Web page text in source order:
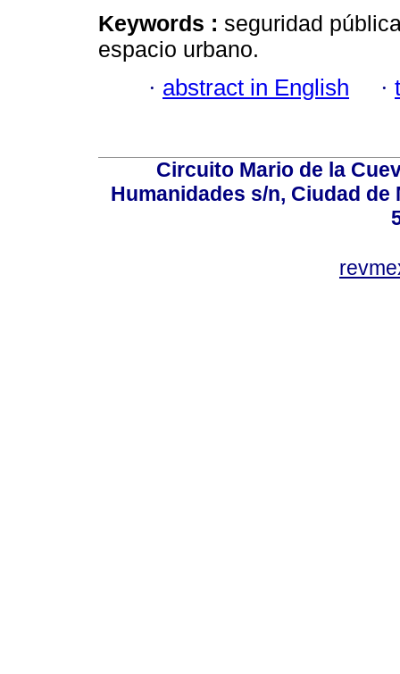
Keywords : seguridad
espacio urbano.
· abstract in English ·
Circuito Mario de la
Humanidades s/n, Ciudad de